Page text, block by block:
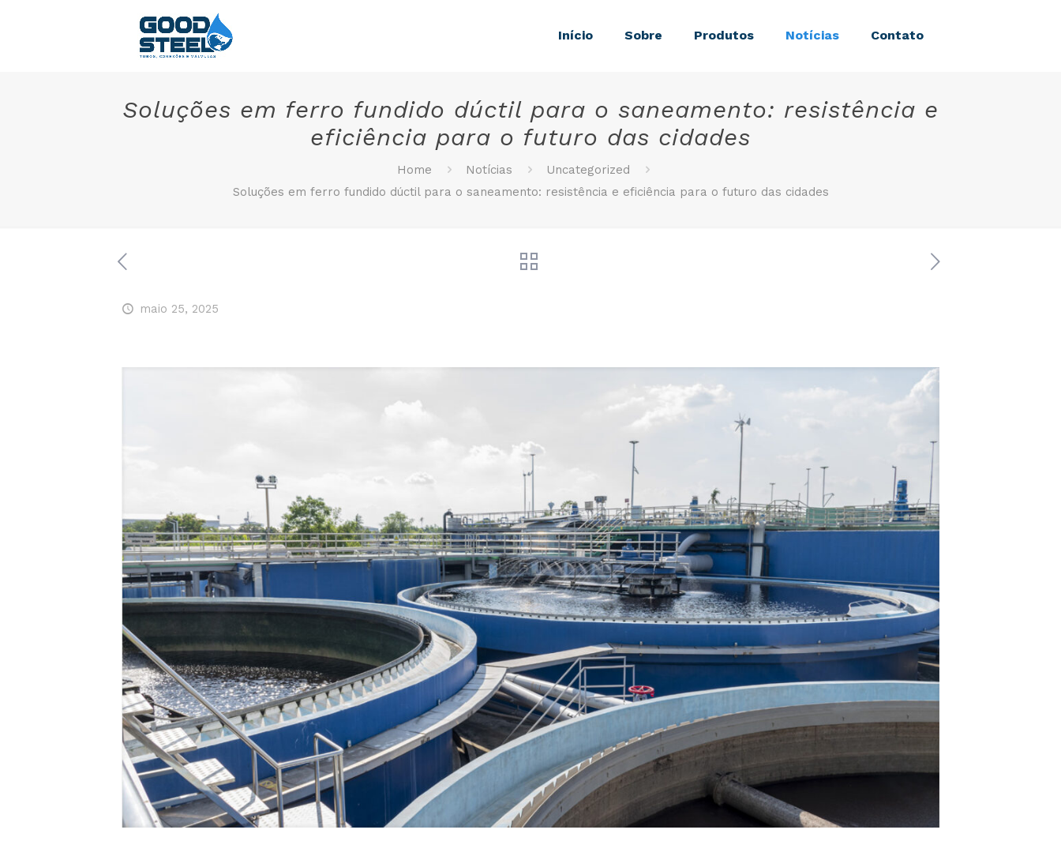
Início Sobre Produtos Notícias Contato
Soluções em ferro fundido dúctil para o saneamento: resistência e
eficiência para o futuro das cidades
Home Notícias
Uncategorized
Soluções em ferro fundido dúctil para o saneamento: resistência e eficiência para o futuro das cidades
maio 25, 2025